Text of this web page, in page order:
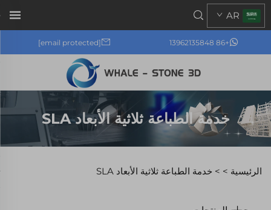
+86 13962135848
[email protected]
AR
خدمة الطباعة ثلاثية الأبعاد SLA
الرئيسية > > خدمة الطباعة ثلاثية الأبعاد SLA